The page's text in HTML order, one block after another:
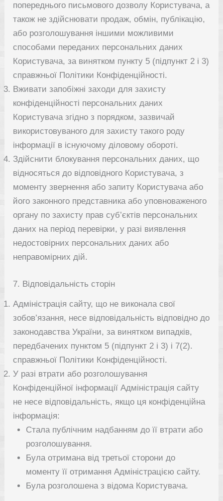
попереднього письмового дозволу Користувача, а
також не здійснювати продаж, обмін, публікацію,
або розголошування іншими можливими
способами переданих персональних даних
Користувача, за винятком пункту 5 (підпункт 2 і 3)
справжньої Політики Конфіденційності.
Вживати запобіжні заходи для захисту
конфіденційності персональних даних
Користувача згідно з порядком, зазвичай
використовуваного для захисту такого роду
інформації в існуючому діловому обороті.
Здійснити блокування персональних даних, що
відносяться до відповідного Користувача, з
моменту звернення або запиту Користувача або
його законного представника або уповноваженого
органу по захисту прав суб’єктів персональних
даних на період перевірки, у разі виявлення
недостовірних персональних даних або
неправомірних дій.
7. Відповідальність сторін
Адміністрація сайту, що не виконала свої
зобов’язання, несе відповідальність відповідно до
законодавства України, за винятком випадків,
передбачених пунктом 5 (підпункт 2 і 3) і 7(2).
справжньої Політики Конфіденційності.
У разі втрати або розголошування
Конфіденційної інформації Адміністрація сайту
не несе відповідальність, якщо ця конфіденційна
інформація:
Стала публічним надбанням до її втрати або
розголошування.
Була отримана від третьої сторони до
моменту її отримання Адміністрацією сайту.
Була розголошена з відома Користувача.